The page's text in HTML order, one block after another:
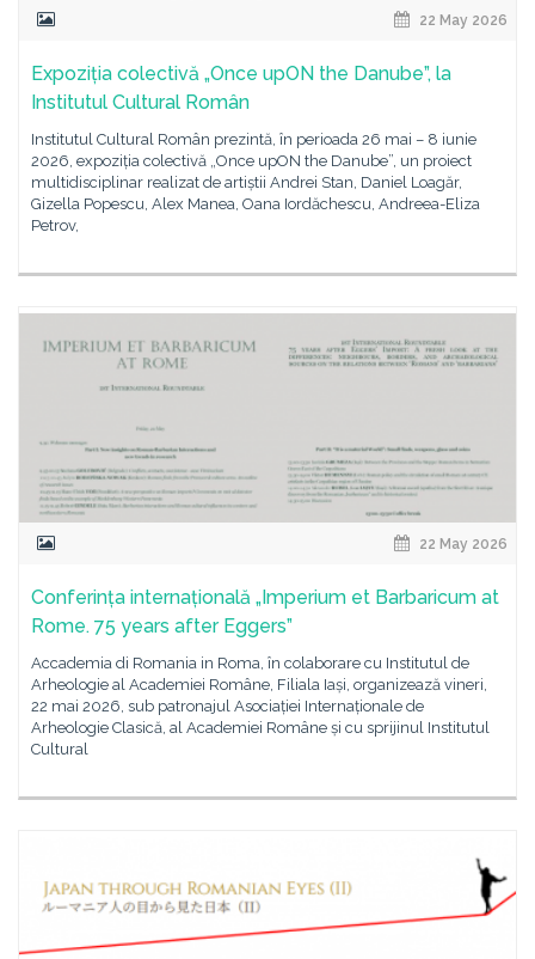
22 May 2026
Expoziția colectivă „Once upON the Danube”, la
Institutul Cultural Român
Institutul Cultural Român prezintă, în perioada 26 mai – 8 iunie
2026, expoziția colectivă „Once upON the Danube”, un proiect
multidisciplinar realizat de artiștii Andrei Stan, Daniel Loagăr,
Gizella Popescu, Alex Manea, Oana Iordăchescu, Andreea-Eliza
Petrov,
22 May 2026
Conferința internațională „Imperium et Barbaricum at
Rome. 75 years after Eggers”
Accademia di Romania in Roma, în colaborare cu Institutul de
Arheologie al Academiei Române, Filiala Iași, organizează vineri,
22 mai 2026, sub patronajul Asociației Internaționale de
Arheologie Clasică, al Academiei Române și cu sprijinul Institutul
Cultural